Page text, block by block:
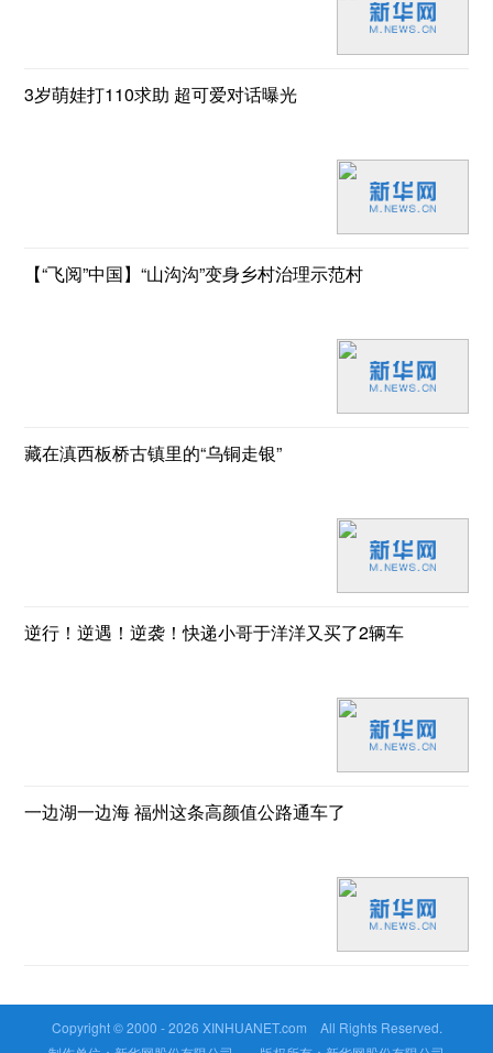
3岁萌娃打110求助 超可爱对话曝光
【“飞阅”中国】“山沟沟”变身乡村治理示范村
藏在滇西板桥古镇里的“乌铜走银”
逆行！逆遇！逆袭！快递小哥于洋洋又买了2辆车
一边湖一边海 福州这条高颜值公路通车了
Copyright © 2000 -2026 XINHUANET.com All Rights Reserved.